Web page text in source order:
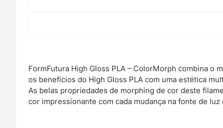
FormFutura High Gloss PLA – ColorMorph combina o
os benefícios do High Gloss PLA com uma estética
As belas propriedades de morphing de cor deste
cor impressionante com cada mudança na fonte de luz